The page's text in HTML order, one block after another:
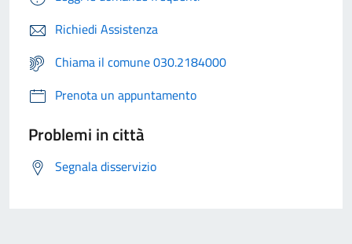
Richiedi Assistenza
Chiama il comune 030.2184000
Prenota un appuntamento
Problemi in città
Segnala disservizio